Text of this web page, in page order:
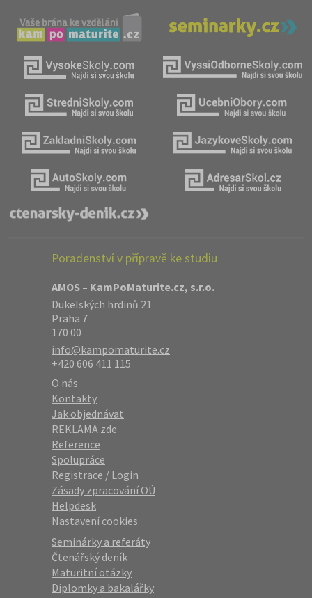
Poradenství v přípravě ke studiu
AMOS – KamPoMaturite.cz, s.r.o.
Dukelských hrdinů 21
Praha 7
170 00
info@kampomaturite.cz
+420 606 411 115
O nás
Kontakty
Jak objednávat
REKLAMA zde
Reference
Spolupráce
Registrace / Login
Zásady zpracování OÚ
Helpdesk
Nastavení cookies
Seminárky a referáty
Čtenářský deník
Maturitní otázky
Diplomky a bakalářky